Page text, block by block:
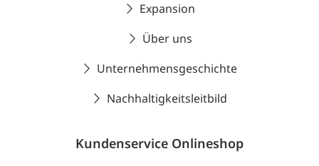
Expansion
Über uns
Unternehmensgeschichte
Nachhaltigkeitsleitbild
Kundenservice Onlineshop